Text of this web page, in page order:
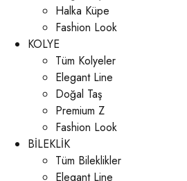
Halka Küpe
Fashion Look
KOLYE
Tüm Kolyeler
Elegant Line
Doğal Taş
Premium Z
Fashion Look
BİLEKLİK
Tüm Bileklikler
Elegant Line